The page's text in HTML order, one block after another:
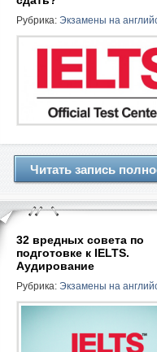
Рубрика: Экзамены на
Читать запись
32 вредных совета по
подготовке к IELTS.
Аудирование
Рубрика: Экзамены на